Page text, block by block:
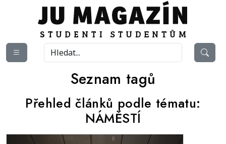
Seznam tagů
Přehled článků podle tématu:
NÁMĚSTÍ